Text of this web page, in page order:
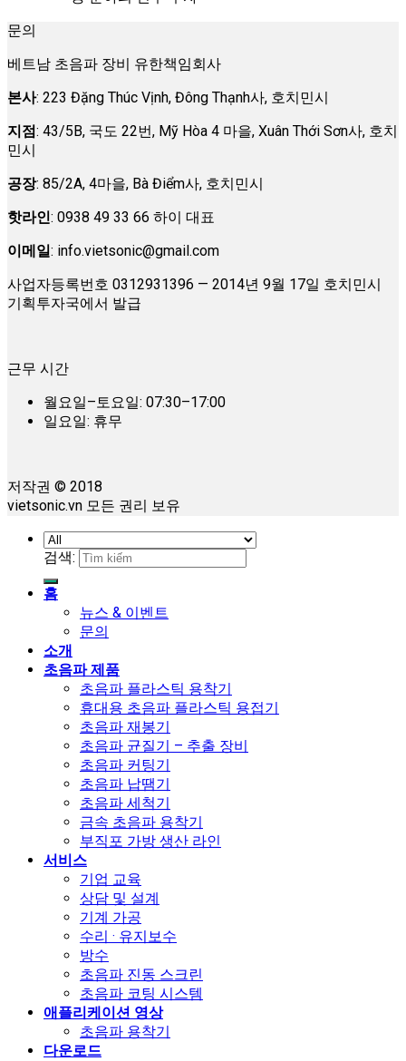
문의
베트남 초음파 장비 유한책임회사
본사: 223 Đặng Thúc Vịnh, Đông Thạnh사, 호치민시
지점: 43/5B, 국도 22번, Mỹ Hòa 4 마을, Xuân Thới Sơn사, 호치
민시
공장: 85/2A, 4마을, Bà Điểm사, 호치민시
핫라인: 0938 49 33 66 하이 대표
이메일: info.vietsonic@gmail.com
사업자등록번호 0312931396 — 2014년 9월 17일 호치민시
기획투자국에서 발급
근무 시간
월요일–토요일: 07:30–17:00
일요일: 휴무
저작권 © 2018
vietsonic.vn 모든 권리 보유
검색:
홈
뉴스 & 이벤트
문의
소개
초음파 제품
초음파 플라스틱 용착기
휴대용 초음파 플라스틱 용접기
초음파 재봉기
초음파 균질기 – 추출 장비
초음파 커팅기
초음파 납땜기
초음파 세척기
금속 초음파 용착기
부직포 가방 생산 라인
서비스
기업 교육
상담 및 설계
기계 가공
수리 · 유지보수
방수
초음파 진동 스크린
초음파 코팅 시스템
애플리케이션 영상
초음파 용착기
다운로드